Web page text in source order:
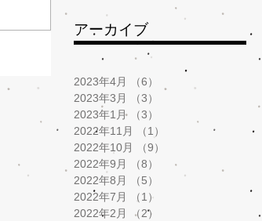
アーカイブ
2023年4月 （6）
2023年3月
（3）
2023年1月
（3）
2022年11月
（1）
1件の記事
2022年10月
（9）
2022年9月
（8）
8件の記事
2022年8月
（5）
5件の記事
2022年7月
（1）
2022年2月
（2）